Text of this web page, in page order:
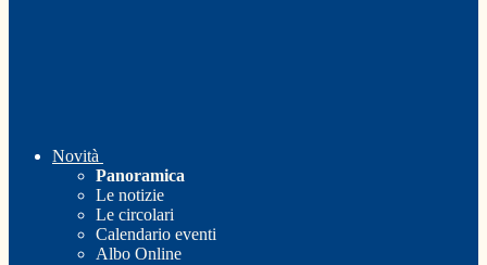
Novità
Panoramica
Le notizie
Le circolari
Calendario eventi
Albo Online